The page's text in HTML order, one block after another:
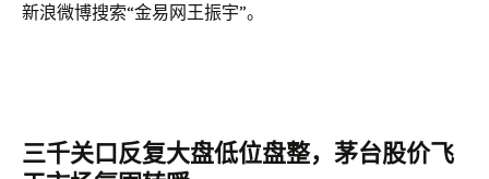
新浪微博搜索“金易网王振宇”。
三千关口反复大盘低位盘整，茅台股价飞